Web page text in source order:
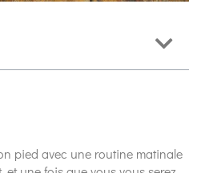
pied avec une routine matinale